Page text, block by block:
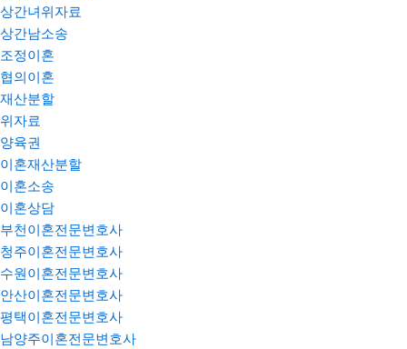
상간녀위자료
상간남소송
조정이혼
협의이혼
재산분할
위자료
양육권
이혼재산분할
이혼소송
이혼상담
부천이혼전문변호사
청주이혼전문변호사
수원이혼전문변호사
안산이혼전문변호사
평택이혼전문변호사
남양주이혼전문변호사